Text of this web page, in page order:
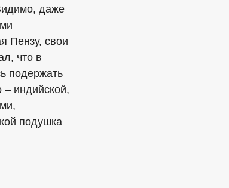
даже
Пензу, свои
что в
подержать
– индийской,
подушка